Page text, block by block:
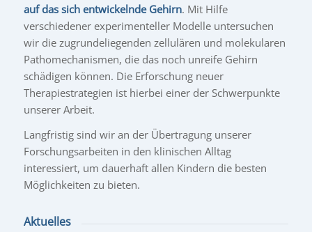
auf das sich entwickelnde Gehirn. Mit Hilfe
verschiedener experimenteller Modelle untersuchen
wir die zugrundeliegenden zellulären und molekularen
Pathomechanismen, die das noch unreife Gehirn
schädigen können. Die Erforschung neuer
Therapiestrategien ist hierbei einer der Schwerpunkte
unserer Arbeit.
Langfristig sind wir an der Übertragung unserer
Forschungsarbeiten in den klinischen Alltag
interessiert, um dauerhaft allen Kindern die besten
Möglichkeiten zu bieten.
Aktuelles